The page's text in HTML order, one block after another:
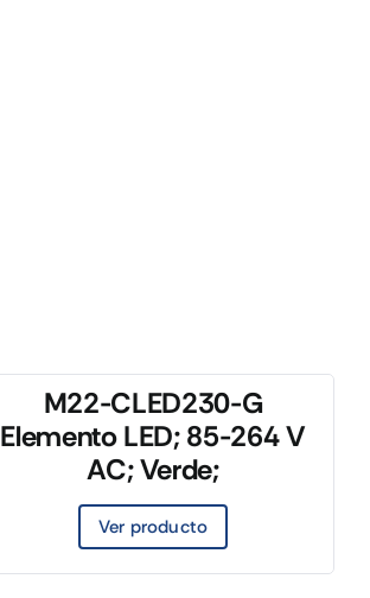
M22-CLED230-G
Elemento LED; 85-264 V
AC; Verde;
Ver producto